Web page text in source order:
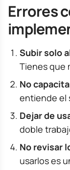
Errores
Subir solo
Tienes que
No
entiende el
Dejar de
doble
No revisar
usarlos es